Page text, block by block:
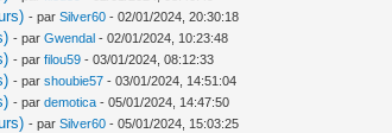
- parSilver60 - 02/01/2024, 20:30:18
- parGwendal - 02/01/2024, 10:23:48
- parfilou59 - 03/01/2024, 08:12:33
- parshoubie57 - 03/01/2024, 14:51:04
- pardemotica - 05/01/2024, 14:47:50
- parSilver60 - 05/01/2024, 15:03:25